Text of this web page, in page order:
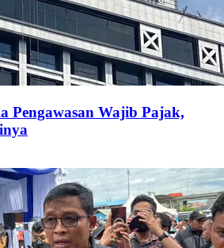
Pengawasan Wajib Pajak,